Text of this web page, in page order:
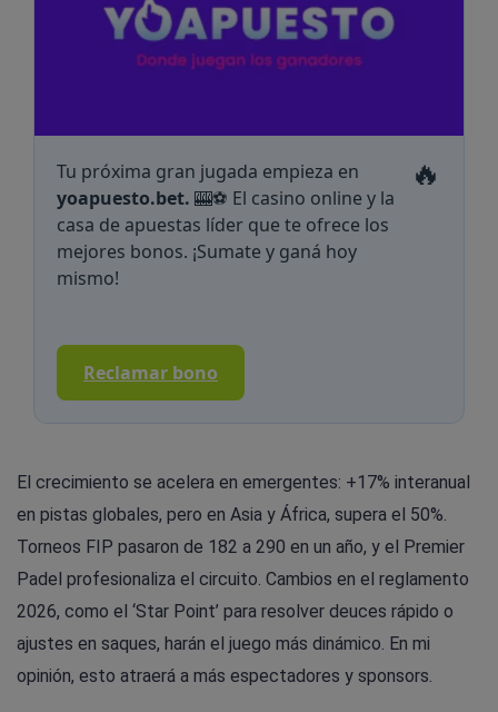
Tu próxima gran jugada empieza en
yoapuesto.bet. 🎰⚽ El casino online y la
casa de apuestas líder que te ofrece los
mejores bonos. ¡Sumate y ganá hoy
mismo!
🔥
Reclamar bono
El crecimiento se acelera en emergentes: +17% interanual
en pistas globales, pero en Asia y África, supera el 50%.
Torneos FIP pasaron de 182 a 290 en un año, y el Premier
Padel profesionaliza el circuito. Cambios en el reglamento
2026, como el ‘Star Point’ para resolver deuces rápido o
ajustes en saques, harán el juego más dinámico. En mi
opinión, esto atraerá a más espectadores y sponsors.